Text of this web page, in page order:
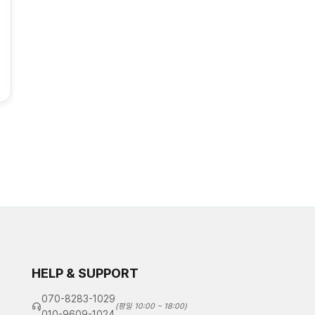
HELP & SUPPORT
070-8283-1029
(평일 10:00 ~ 18:00)